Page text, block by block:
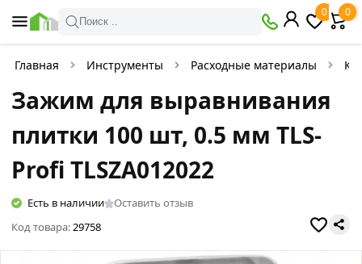
Поиск ..
0 0
Главная Инструменты Расходные материалы
Зажим для выравнивания
плитки 100 шт, 0.5 мм TLS-
Profi TLSZA012022
Есть в наличии
Оставить отзыв
Код товара:29758